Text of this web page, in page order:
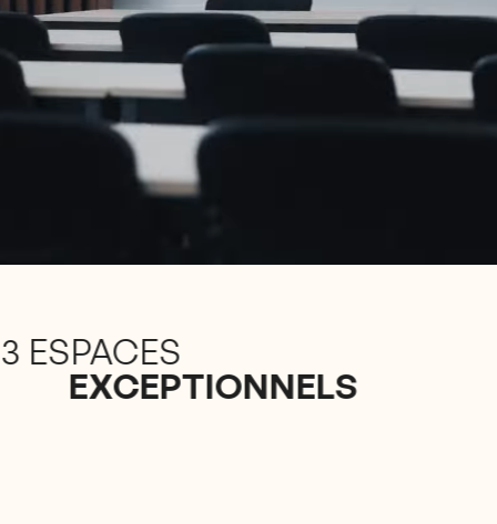
3 ESPACES
EXCEPTIONNELS